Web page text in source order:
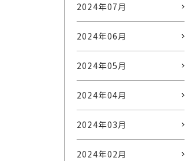
2024年07月
2024年06月
2024年05月
2024年04月
2024年03月
2024年02月